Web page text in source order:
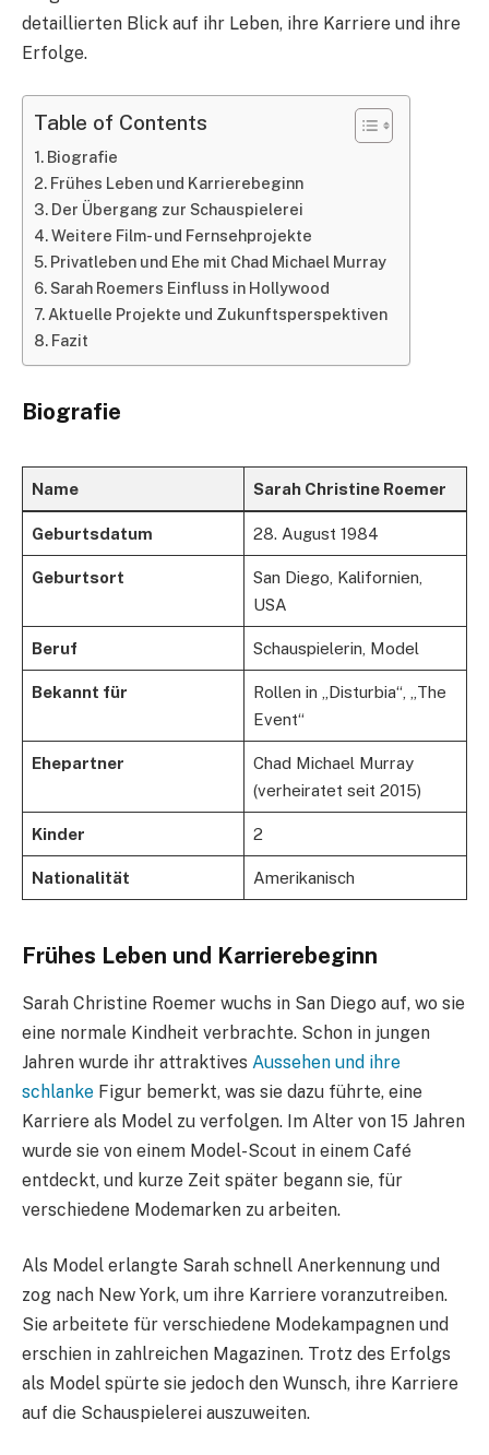
detaillierten Blick auf ihr Leben, ihre Karriere und ihre
Erfolge.
Table of Contents
Biografie
Frühes Leben und Karrierebeginn
Der Übergang zur Schauspielerei
Weitere Film- und Fernsehprojekte
Privatleben und Ehe mit Chad Michael Murray
Sarah Roemers Einfluss in Hollywood
Aktuelle Projekte und Zukunftsperspektiven
Fazit
Biografie
Name Sarah Christine Roemer
Geburtsdatum 28. August 1984
Geburtsort
San Diego, Kalifornien,
USA
Beruf Schauspielerin, Model
Bekannt für
Rollen in „Disturbia“, „The
Event“
Ehepartner
Chad Michael Murray
(verheiratet seit 2015)
Kinder 2
Nationalität Amerikanisch
Frühes Leben und Karrierebeginn
Sarah Christine Roemer wuchs in San Diego auf, wo sie
eine normale Kindheit verbrachte. Schon in jungen
Jahren wurde ihr attraktives Aussehen und ihre
schlanke Figur bemerkt, was sie dazu führte, eine
Karriere als Model zu verfolgen. Im Alter von 15 Jahren
wurde sie von einem Model-Scout in einem Café
entdeckt, und kurze Zeit später begann sie, für
verschiedene Modemarken zu arbeiten.
Als Model erlangte Sarah schnell Anerkennung und
zog nach New York, um ihre Karriere voranzutreiben.
Sie arbeitete für verschiedene Modekampagnen und
erschien in zahlreichen Magazinen. Trotz des Erfolgs
als Model spürte sie jedoch den Wunsch, ihre Karriere
auf die Schauspielerei auszuweiten.